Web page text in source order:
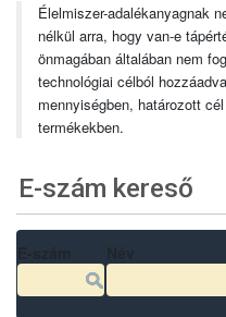
Élelmiszer-adalékanyagnak
nélkül arra, hogy van-e
önmagában általában nem
technológiai célból
mennyiségben, határozott
termékekben.
E-szám kereső